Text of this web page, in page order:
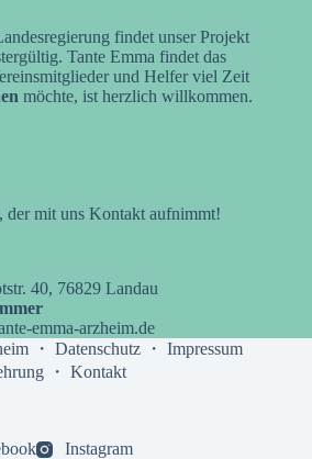
findet unser Projekt
Tante Emma findet das
und Helfer viel Zeit
möchte, ist herzlich willkommen.
der mit uns Kontakt aufnimmt!
40, 76829 Landau
emma-arzheim.de
・ Datenschutz ・ Impressum
・ Kontakt
Instagram